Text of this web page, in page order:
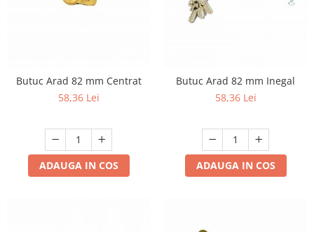
Butuc Arad 82 mm Centrat
58,36 Lei
ADAUGA IN COS
Butuc Arad 82 mm Inegal
58,36 Lei
ADAUGA IN COS